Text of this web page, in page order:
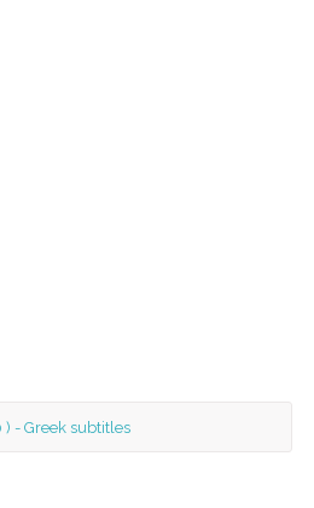
) - Greek subtitles